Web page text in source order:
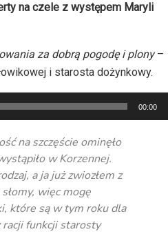
na czele z występem Maryli
za dobrą pogodę i plony–
i starosta dożynkowy.
00:00
na szczęście ominęło
w Korzennej.
a ja już zwiozłem z
więc mogę
które są w tym roku dla
funkcji starosty